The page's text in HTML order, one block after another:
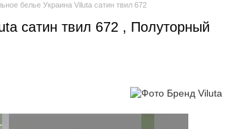
белье Украина Viluta сатин твил 672
сатин твил 672 , Полуторный